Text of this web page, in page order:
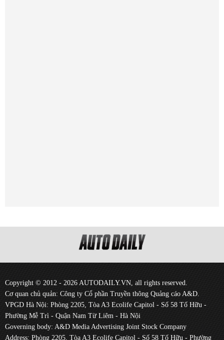
Copyright © 2012 - 2026 AUTODAILY.VN, all rights reserved.
Cơ quan chủ quản: Công ty Cổ phần Truyền thông Quảng cáo A&D.
VPGD Hà Nội: Phòng 2205, Tòa A3 Ecolife Capitol - Số 58 Tố Hữu -
Phường Mễ Trì - Quận Nam Từ Liêm - Hà Nội
Governing body: A&D Media Advertising Joint Stock Company
Address: Phòng 2205, Tòa A3 Ecolife Capitol - Số 58 Tố Hữu - Phường